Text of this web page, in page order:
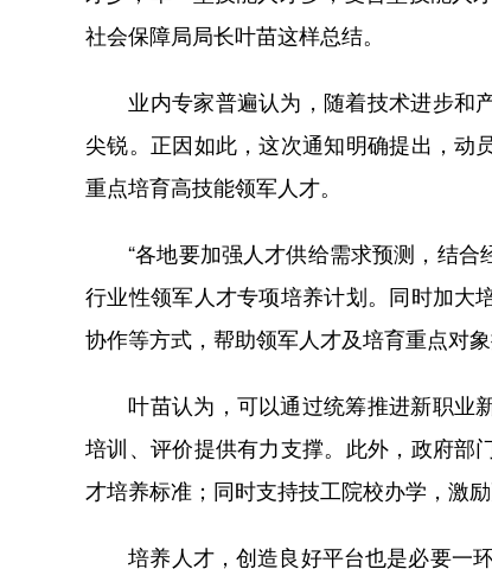
社会保障局局长叶苗这样总结。
业内专家普遍认为，随着技术进步和产
尖锐。正因如此，这次通知明确提出，动
重点培育高技能领军人才。
“各地要加强人才供给需求预测，结合
行业性领军人才专项培养计划。同时加大
协作等方式，帮助领军人才及培育重点对
叶苗认为，可以通过统筹推进新职业新
培训、评价提供有力支撑。此外，政府部
才培养标准；同时支持技工院校办学，激
培养人才，创造良好平台也是必要一环